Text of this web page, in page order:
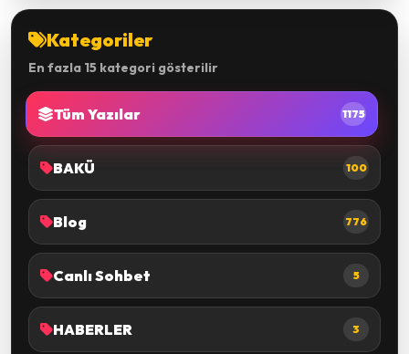
Kategoriler
En fazla 15 kategori gösterilir
Tüm Yazılar 1175
BAKÜ 100
Blog 776
Canlı Sohbet 5
HABERLER 3